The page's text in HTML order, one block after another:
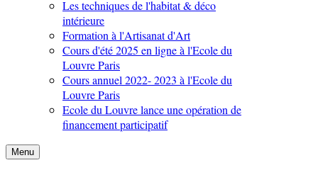
Les techniques de l'habitat & déco
intérieure
Formation à l'Artisanat d'Art
Cours d'été 2025 en ligne à l'Ecole du
Louvre Paris
Cours annuel 2022- 2023 à l'Ecole du
Louvre Paris
Ecole du Louvre lance une opération de
financement participatif
Menu